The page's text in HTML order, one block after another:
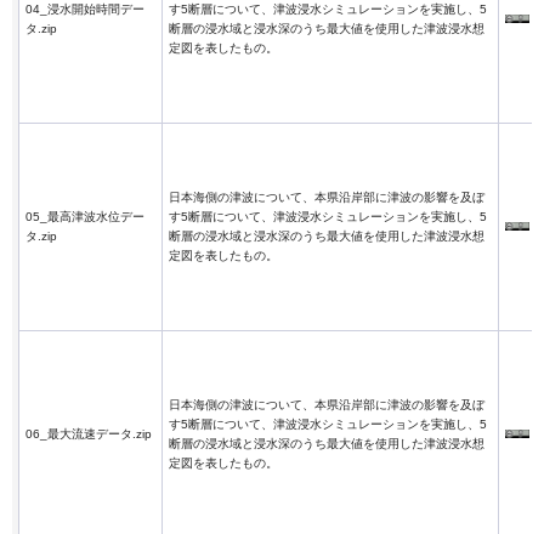
04_浸水開始時間デー
タ.zip
す5断層について、津波浸水シミュレーションを実施し、5
断層の浸水域と浸水深のうち最大値を使用した津波浸水想
定図を表したもの。
05_最高津波水位デー
タ.zip
日本海側の津波について、本県沿岸部に津波の影響を及ぼ
す5断層について、津波浸水シミュレーションを実施し、5
断層の浸水域と浸水深のうち最大値を使用した津波浸水想
定図を表したもの。
06_最大流速データ.zip
日本海側の津波について、本県沿岸部に津波の影響を及ぼ
す5断層について、津波浸水シミュレーションを実施し、5
断層の浸水域と浸水深のうち最大値を使用した津波浸水想
定図を表したもの。